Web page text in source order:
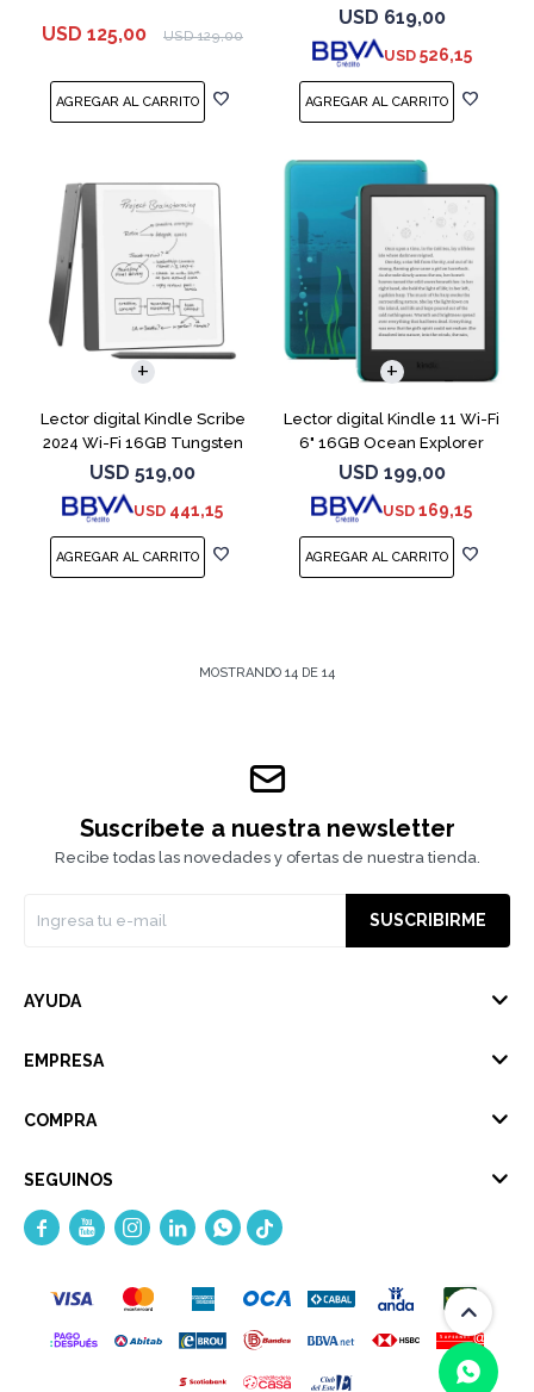
USD 125,00 USD 129,00
Tungsten
USD 619,00
USD 526,15
Lector digital Kindle Scribe
2024 Wi-Fi 16GB Tungsten
USD 519,00
USD 441,15
Lector digital Kindle 11 Wi-Fi
6" 16GB Ocean Explorer
USD 199,00
USD 169,15
MOSTRANDO 14 DE 14
Suscríbete a nuestra newsletter
Recibe todas las novedades y ofertas de nuestra tienda.
SUSCRIBIRME
AYUDA
EMPRESA
COMPRA
SEGUINOS
    